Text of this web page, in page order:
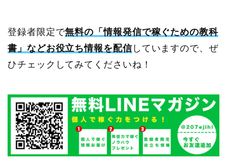
登録者限定で無料の「情報発信で稼ぐための教科
書」などお役立ち情報を配信していますので、ぜ
ひチェックしてみてくださいね！